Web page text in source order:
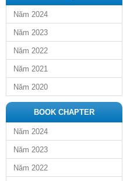
Năm 2024
Năm 2023
Năm 2022
Năm 2021
Năm 2020
BOOK CHAPTER
Năm 2024
Năm 2023
Năm 2022